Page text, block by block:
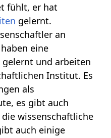
fühlt, er hat
gelernt.
an
eine
und arbeiten
Institut. Es
als
es gibt auch
wissenschaftliche
auch einige